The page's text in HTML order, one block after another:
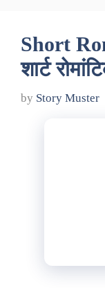
Short
शार्ट
by Story Muster